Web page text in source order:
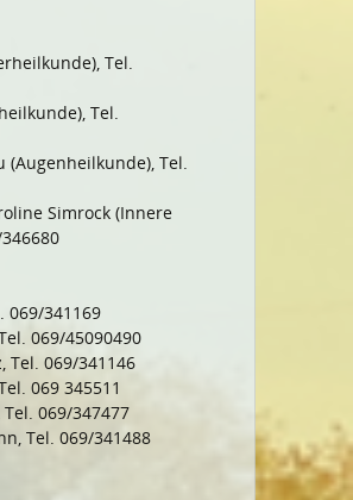
Tel.
Tel.
(Augenheilkunde), Tel.
Simrock (Innere
069/341169
069/45090490
Tel. 069/341146
069 345511
Tel. 069/347477
Tel. 069/341488